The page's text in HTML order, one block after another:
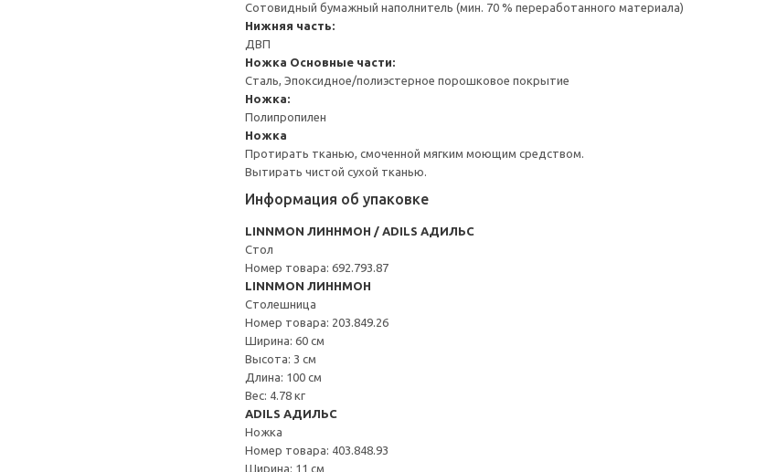
Сотовидный бумажный наполнитель (мин. 70 % переработанного материала)
Нижняя часть:
ДВП
Ножка Основные части:
Сталь, Эпоксидное/полиэстерное порошковое покрытие
Ножка:
Полипропилен
Ножка
Протирать тканью, смоченной мягким моющим средством.
Вытирать чистой сухой тканью.
Информация об упаковке
LINNMON ЛИННМОН / ADILS АДИЛЬС
Стол
Номер товара: 692.793.87
LINNMON ЛИННМОН
Столешница
Номер товара: 203.849.26
Ширина: 60 см
Высота: 3 см
Длина: 100 см
Вес: 4.78 кг
ADILS АДИЛЬС
Ножка
Номер товара: 403.848.93
Ширина: 11 см